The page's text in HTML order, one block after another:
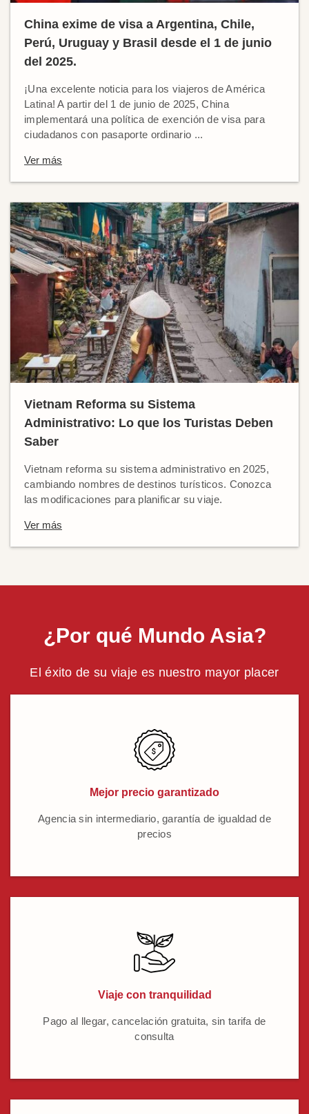
China exime de visa a Argentina, Chile,
Perú, Uruguay y Brasil desde el 1 de junio
del 2025.
¡Una excelente noticia para los viajeros de América
Latina! A partir del 1 de junio de 2025, China
implementará una política de exención de visa para
ciudadanos con pasaporte ordinario ...
Ver más
Vietnam Reforma su Sistema
Administrativo: Lo que los Turistas Deben
Saber
Vietnam reforma su sistema administrativo en 2025,
cambiando nombres de destinos turísticos. Conozca
las modificaciones para planificar su viaje.
Ver más
¿Por qué Mundo Asia?
El éxito de su viaje es nuestro mayor placer
Mejor precio garantizado
Agencia sin intermediario, garantía de igualdad de
precios
Viaje con tranquilidad
Pago al llegar, cancelación gratuita, sin tarifa de
consulta